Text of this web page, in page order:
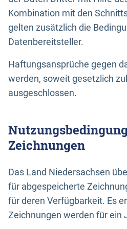
Kombination mit den
gelten zusätzlich die
Datenbereitsteller.
Haftungsansprüche gegen
werden, soweit gesetzlich
ausgeschlossen.
Zeichnungen
Das Land Niedersachsen
für abgespeicherte
für deren Verfügbarkeit. Es
Zeichnungen werden für ein